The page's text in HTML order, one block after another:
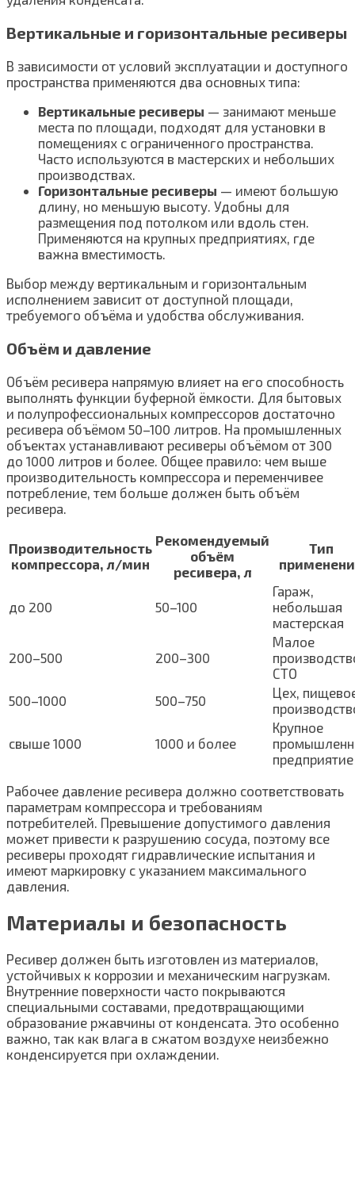
Вертикальные и горизонтальные ресиверы
В зависимости от условий эксплуатации и доступного
пространства применяются два основных типа:
Вертикальные ресиверы — занимают меньше
места по площади, подходят для установки в
помещениях с ограниченного пространства.
Часто используются в мастерских и небольших
производствах.
Горизонтальные ресиверы — имеют большую
длину, но меньшую высоту. Удобны для
размещения под потолком или вдоль стен.
Применяются на крупных предприятиях, где
важна вместимость.
Выбор между вертикальным и горизонтальным
исполнением зависит от доступной площади,
требуемого объёма и удобства обслуживания.
Объём и давление
Объём ресивера напрямую влияет на его способность
выполнять функции буферной ёмкости. Для бытовых
и полупрофессиональных компрессоров достаточно
ресивера объёмом 50–100 литров. На промышленных
объектах устанавливают ресиверы объёмом от 300
до 1000 литров и более. Общее правило: чем выше
производительность компрессора и переменчивее
потребление, тем больше должен быть объём
ресивера.
Производительность
компрессора, л/мин
Рекомендуемый
объём
ресивера, л
Тип
до 200 50–100
Гараж,
небольшая
мастерская
200–500 200–300
Малое
СТО
500–1000
500–750
Цех,
свыше 1000 1000 и более
Крупное
предприятие
Рабочее давление ресивера должно соответствовать
параметрам компрессора и требованиям
потребителей. Превышение допустимого давления
может привести к разрушению сосуда, поэтому все
ресиверы проходят гидравлические испытания и
имеют маркировку с указанием максимального
давления.
Материалы и безопасность
Ресивер должен быть изготовлен из материалов,
устойчивых к коррозии и механическим нагрузкам.
Внутренние поверхности часто покрываются
специальными составами, предотвращающими
образование ржавчины от конденсата. Это особенно
важно, так как влага в сжатом воздухе неизбежно
конденсируется при охлаждении.